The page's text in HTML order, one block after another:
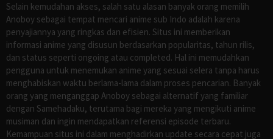
Selain kemudahan akses, salah satu alasan banyak orang memilih
Anoboy sebagai tempat mencari anime sub Indo adalah karena
penyajiannya yang ringkas dan efisien. Situs ini memberikan
informasi anime yang disusun berdasarkan popularitas, tahun rilis,
dan status seperti ongoing atau completed. Hal ini memudahkan
pengguna untuk menemukan anime yang sesuai selera tanpa harus
menghabiskan waktu berlama-lama dalam proses pencarian. Banyak
orang yang menganggap Anoboy sebagai alternatif yang familiar
dengan Samehadaku, terutama bagi mereka yang mengikuti anime
musiman dan ingin mendapatkan referensi episode terbaru.
Kemampuan situs ini dalam menghadirkan update secara cepat juga